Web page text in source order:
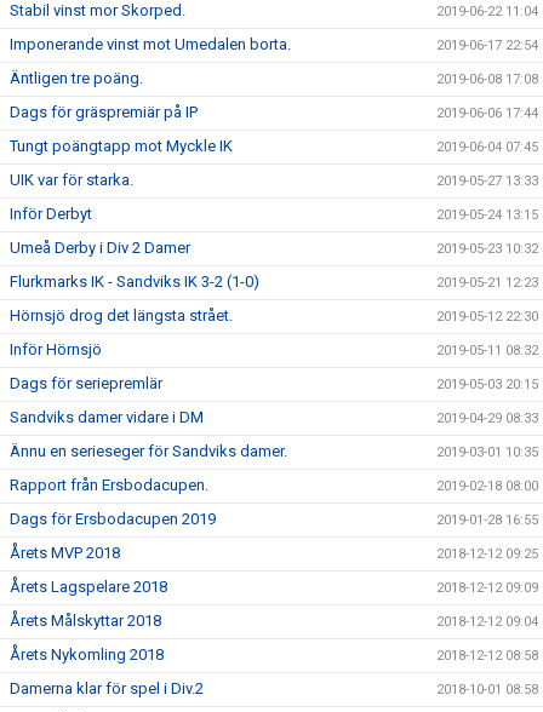
Stabil vinst mor Skorped. 2019-06-22 11:04
Imponerande vinst mot Umedalen borta. 2019-06-17 22:54
Äntligen tre poäng. 2019-06-08 17:08
Dags för gräspremiär på IP 2019-06-06 17:44
Tungt poängtapp mot Myckle IK 2019-06-04 07:45
UIK var för starka. 2019-05-27 13:33
Inför Derbyt 2019-05-24 13:15
Umeå Derby i Div 2 Damer 2019-05-23 10:32
Flurkmarks IK - Sandviks IK 3-2 (1-0) 2019-05-21 12:23
Hörnsjö drog det längsta strået. 2019-05-12 22:30
Inför Hörnsjö 2019-05-11 08:32
Dags för seriepremlär 2019-05-03 20:15
Sandviks damer vidare i DM 2019-04-29 08:33
Ännu en serieseger för Sandviks damer. 2019-03-01 10:35
Rapport från Ersbodacupen. 2019-02-18 08:00
Dags för Ersbodacupen 2019 2019-01-28 16:55
Årets MVP 2018 2018-12-12 09:25
Årets Lagspelare 2018 2018-12-12 09:09
Årets Målskyttar 2018 2018-12-12 09:04
Årets Nykomling 2018 2018-12-12 08:58
Damerna klar för spel i Div.2 2018-10-01 08:58